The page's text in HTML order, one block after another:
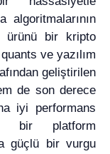
ürünü bir kripto
ve yazılım
geliştirilen
de son derece
iyi performans
bir platform
güçlü bir vurgu